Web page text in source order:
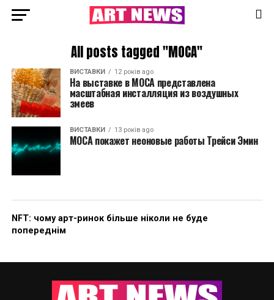
All posts tagged "MOCA"
ВИСТАВКИ 12 років ago
На выставке в MOCA представлена
масштабная инсталляция из воздушных
змеев
ВИСТАВКИ 13 років ago
MOCA покажет неоновые работы Трейси Эмин
NFT: чому арт-ринок більше ніколи не буде
попереднім